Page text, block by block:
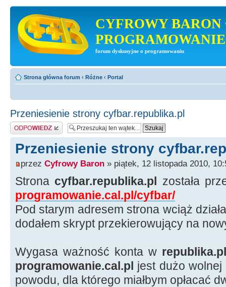
CYFROWY BARON
PROGRAMOWANIE
forum dyskusyjne o programowaniu
Strona główna forum ‹ Różne ‹ Portal
Przeniesienie strony cyfbar.republika.pl
Odpowiedz
Przeniesienie strony
przez Cyfrowy Baron » piątek, 12 listopada 2010,
Strona cyfbar.republika.pl została
programowanie.cal.pl/cyfbar/
Pod starym adresem strona wciąż
dodałem skrypt przekierowujący na
Wygasa ważność konta w
programowanie.cal.pl jest dużo
powodu, dla którego miałbym opłacać